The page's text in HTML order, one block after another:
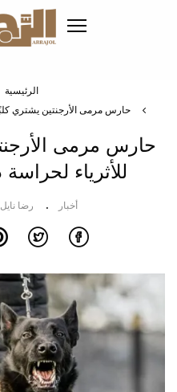
الرئيسية
حارس مرمى الأرجنتين يشتري
حارس مرمى
للأثرياء
أخبار رضا نايل